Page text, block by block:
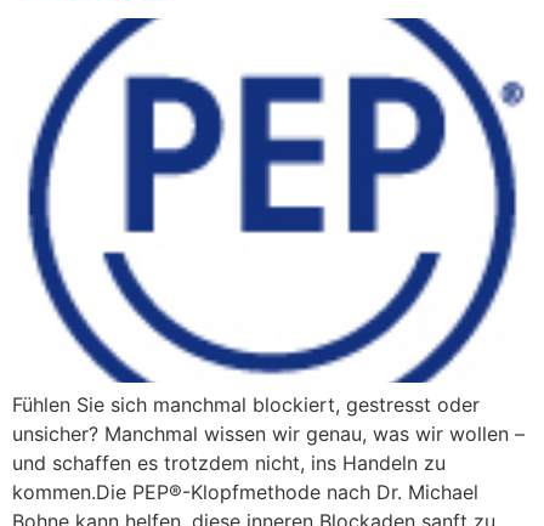
Fühlen Sie sich manchmal blockiert, gestresst oder
unsicher? Manchmal wissen wir genau, was wir wollen –
und schaffen es trotzdem nicht, ins Handeln zu
kommen.Die PEP®-Klopfmethode nach Dr. Michael
Bohne kann helfen, diese inneren Blockaden sanft zu